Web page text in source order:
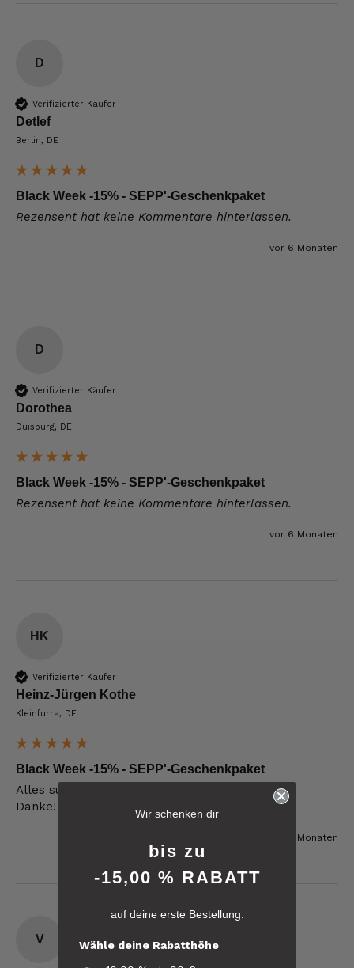
D
Verifizierter Käufer
Detlef
Berlin, DE
Black Week -15% - SEPP'-Geschenkpaket
Rezensent hat keine Kommentare hinterlassen.
vor 6 Monaten
D
Verifizierter Käufer
Dorothea
Duisburg, DE
Black Week -15% - SEPP'-Geschenkpaket
Rezensent hat keine Kommentare hinterlassen.
vor 6 Monaten
HK
Verifizierter Käufer
Heinz-Jürgen Kothe
Kleinfurra, DE
Black Week -15% - SEPP'-Geschenkpaket
Alles super verpackt und schnell geliefert.
vor 7 Monaten
V
rating 6.247
reviews-io
Verifizierter Kunde
Wir schenken dir
bis zu
-15,00 % RABATT
auf deine erste Bestellung.
Wähle deine Rabatthöhe